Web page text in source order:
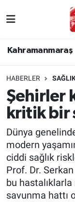
Kahramanmaraş
HABERLER
Şehirler
kritik bir
Dünya
modern
ciddi sağlık
Prof. Dr.
bu
savunma hattı
Türkiye
Politika
Ekonomi
Spor
Kültür Sanat
İstanbul
İstanbul
Süper Lig
Tüm
Son Dakika